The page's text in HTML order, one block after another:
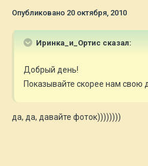
Опубликовано 20 октября, 2010
Иринка_и_Ортис сказал:
Добрый день!
Показывайте скорее нам свою
да, да, давайте фоток))))))))